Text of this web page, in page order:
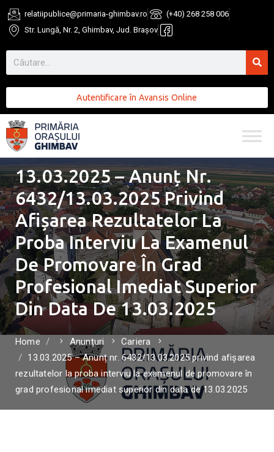
relatiipublice@primaria-ghimbav.ro
(+40) 268 258 006
Str. Lungă, Nr. 2, Ghimbav, Jud. Brașov
Autentificare în Avansis Online
13.03.2025 – Anunț Nr.
6432/13.03.2025 Privind
Afișarea Rezultatelor La
Proba Interviu La Examenul
De Promovare În Grad
Profesional Imediat Superior
Din Data De 13.03.2025
Home Anunțuri
Cariera
13.03.2025 – Anunț nr. 6432/13.03.2025 privind afișarea
rezultatelor la proba interviu la examenul de promovare în
grad profesional imediat superior din data de 13.03.2025